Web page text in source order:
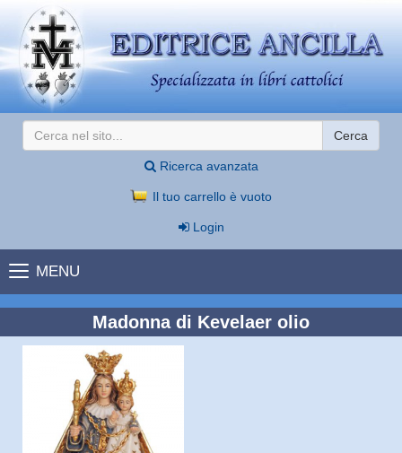
Cerca
Ricerca avanzata
Il tuo carrello è vuoto
Login
MENU
Madonna di Kevelaer olio